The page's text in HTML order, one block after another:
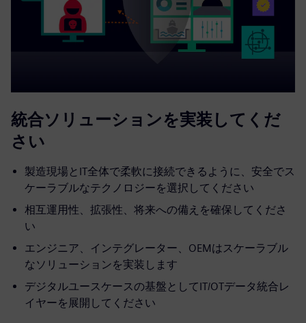
統合ソリューションを実装してくだ
さい
製造現場とIT全体で柔軟に接続できるように、安全でス
ケーラブルなテクノロジーを選択してください
相互運用性、拡張性、将来への備えを確保してくださ
い
エンジニア、インテグレーター、OEMはスケーラブル
なソリューションを実装します
デジタルユースケースの基盤としてIT/OTデータ統合レ
イヤーを展開してください